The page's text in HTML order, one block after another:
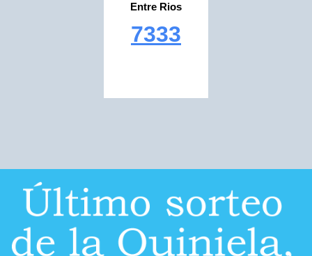
Entre Rios
7333